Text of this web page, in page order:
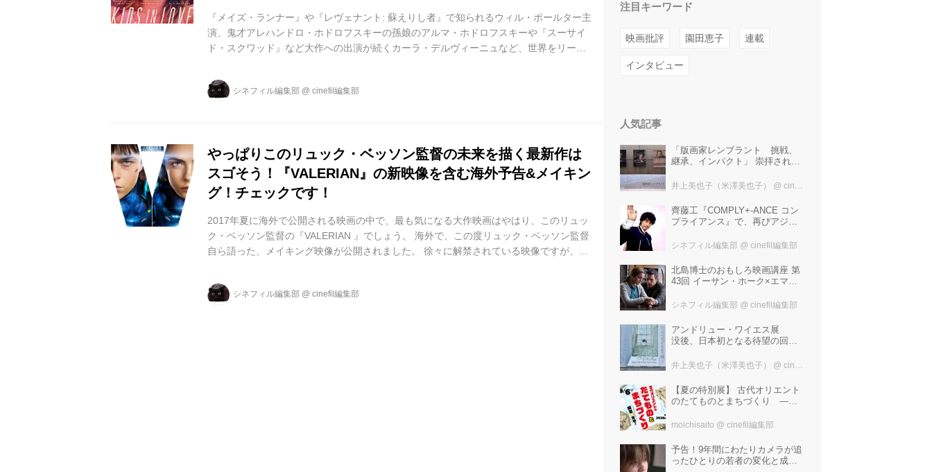
『メイズ・ランナー』や『レヴェナント: 蘇えりし者』で知られるウィル・ポールター主
演、鬼才アレハンドロ・ホドロフスキーの孫娘のアルマ・ホドロフスキーや『スーサイ
ド・スクワッド』など大作への出演が続くカーラ・デルヴィーニュなど、世界をリード
7/29(土)に決定し、ポスターービジュアルと予告編が公開となりました。 本作は、ロン
ドンを舞台にまばゆいほどのひと夏の恋、一生に一度きりのゴールデン・タイムをスタ
シネフィル編集部 @ cinefil編集部
やっぱりこのリュック・ベッソン監督の未来を描く最新作は
スゴそう！『VALERIAN』の新映像を含む海外予告&メイキン
グ！チェックです！
2017年夏に海外で公開される映画の中で、最も気になる大作映画はやはり、このリュッ
ク・ベッソン監督の『VALERIAN 』でしょう。 海外で、この度リュック・ベッソン監督
自ら語った、メイキング映像が公開されました。 徐々に解禁されている映像ですが、な
までの宇宙を描いた映画とは、一線を画すスペースファンタジーとなっているみたいで
す。 今回、リュック・ベッソン監督は自ら脚本と製作も手がけ、1997年の『フィフス・
シネフィル編集部 @ cinefil編集部
注目キーワード
映画批評 園田恵子 連載
インタビュー
人気記事
「版画家レンブラント 挑戦、
継承、インパクト」 崇拝され、
た版画技法！ 国立西洋美術館に
井上美也子（米澤美也子） @ cinefil編集部
齊藤工『COMPLY+-ANCE コン
プライアンス』で、再びアジア
際映画祭"インターナショナル・
シネフィル編集部 @ cinefil編集部
北島博士のおもしろ映画講座 第
43回 イーサン・ホーク×エマ・
仕掛ける、実話に基づく衝撃の
ン』！
シネフィル編集部 @ cinefil編集部
アンドリュー・ワイエス展
没後、日本初となる待望の回顧
は？ 独自の精神世界を描く 豊
23日まで開催！
井上美也子（米澤美也子） @ cinefil編集部
【夏の特別展】 古代オリエント
のたてものとまちづくり —模
moichisaito @ cinefil編集部
予告！9年間にわたりカメラが追
ったひとりの若者の変化と成長